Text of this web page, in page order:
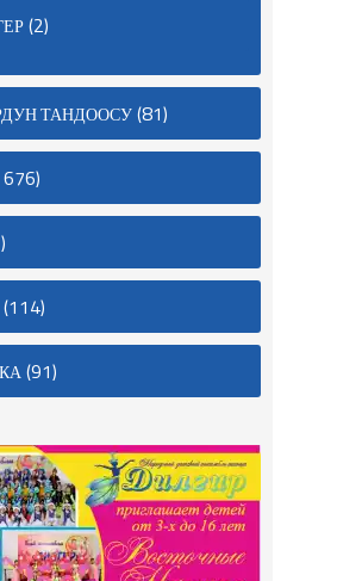
(2)
ТАНДООСУ(81)
(114)
(91)